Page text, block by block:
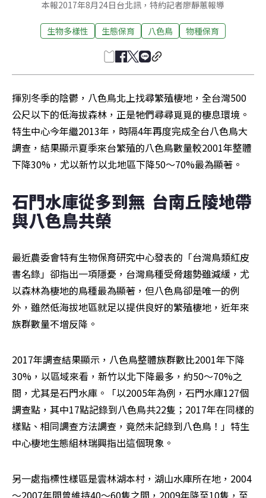
本報2017年8月24日台北訊，特約記者廖靜蕙報導
生物多樣性 生態保育 八色鳥 物種保育
揮別冬季的陰鬱，八色鳥北上找尋繁殖棲地，全台灣500
公尺以下的低海拔森林，正是牠們尋尋覓覓的棲息環境。
特生中心今年繼2013年，時隔4年再度完成全台八色鳥大
調查，結果顯示夏季來台繁殖的八色鳥數量較2001年整體
下降30%，尤以新竹以北地區下降50～70%最為顯著。
石門水庫從多到無  台南丘陵地帶
與八色鳥共榮
最近農委會特有生物保育研究中心發表的「台灣鳥類紅皮
書名錄」卻指出一項隱憂，台灣鳥種受脅趨勢雖減緩，尤
以森林為棲地的鳥種最為顯著，但八色鳥卻是唯一的例
外，雖然低海拔地區就足以提供良好的繁殖棲地，近年來
族群數量不增反降。
2017年調查結果顯示，八色鳥整體族群數比2001年下降
30%，以區域來看，新竹以北下降最多，約50～70%之
間，尤其是石門水庫。「以2005年為例，石門水庫127個
調查點，其中17點記錄到八色鳥共22隻；2017年在同樣的
樣點、相同調查方法調查，竟然未記錄到八色鳥！」特生
中心棲地生態組林瑞興指出這個現象。
另一處指標性樣區是雲林湖本村，湖山水庫所在地，2004
～2007年間曾維持40～60隻之間，2009年降至10隻，至